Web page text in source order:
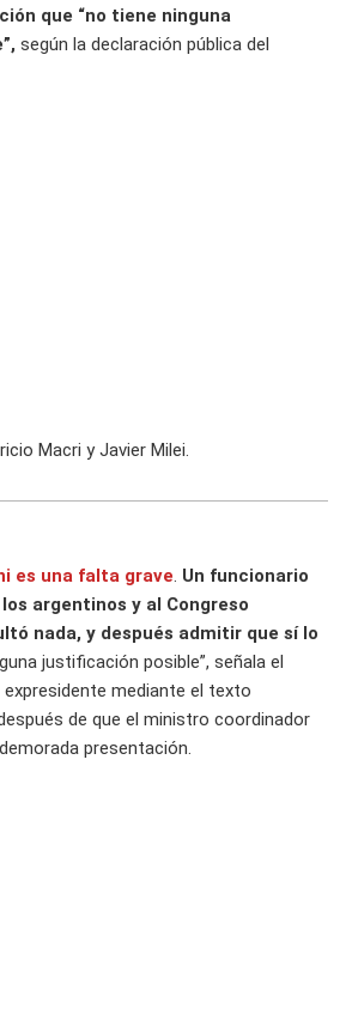
que “no tiene ninguna
según la declaración pública del
Macri y Javier Milei.
es una falta grave. Un funcionario
argentinos y al Congreso
nada, y después admitir que sí lo
justificación posible”, señala el
mediante el texto
de que el ministro coordinador
presentación.